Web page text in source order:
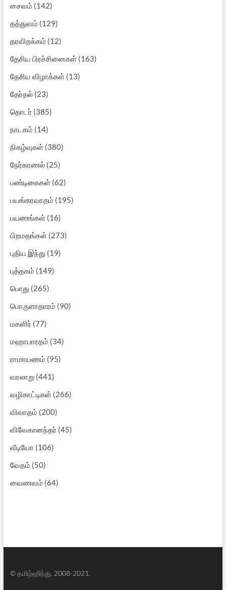
சைவம் (142)
தத்துவம் (129)
தரவிறக்கம் (12)
தேசிய பிரச்சினைகள்(163)
தேசிய விழாக்கள்(13)
தேர்தல்(23)
தொடர் (385)
நாடகம் (14)
நிகழ்வுகள்(380)
நேர்காணல்(25)
பண்டிகைகள்(62)
பயங்கரவாதம் (195)
பயணங்கள்(16)
பிறமதங்கள்(273)
புதிய இந்து (19)
புத்தகம் (149)
பொது (265)
பொருளாதாரம் (90)
மகளிர் (77)
மஹாபாரதம் (34)
ராமாயணம் (95)
வரலாறு(441)
வழிகாட்டிகள்(266)
விவாதம் (200)
விவேகானந்தர் (45)
வீடியோ (106)
வேதம் (50)
வைணவம் (64)
© தமிழ்ஹிந்து, 2008-2021.